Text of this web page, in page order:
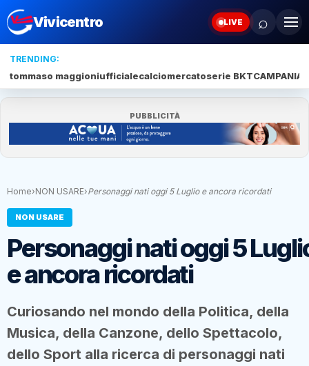
Vivicentro LIVE ⌕
TRENDING:
tommaso maggioniufficialecalciomercatoserie BKTCAMPANIA
PUBBLICITÀ
Home›NON USARE›Personaggi nati oggi 5 Luglio e ancora ricordati
NON USARE
Personaggi nati oggi 5
e ancora ricordati
Curiosando nel mondo della Politica, della
Musica, della Canzone, dello Spettacolo,
dello Sport alla ricerca di personaggi nati